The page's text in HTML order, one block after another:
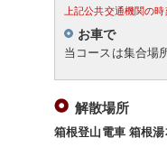
上記公共交通機関の
お車で
当コースは集合場
解散場所
箱根登山電車 箱根